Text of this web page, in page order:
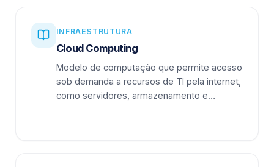
INFRAESTRUTURA
Cloud Computing
Modelo de computação que permite acesso
sob demanda a recursos de TI pela internet,
como servidores, armazenamento e